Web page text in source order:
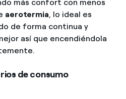
más confort con menos
aerotermia , lo ideal es
de forma continua y
así que encendiéndola
de consumo